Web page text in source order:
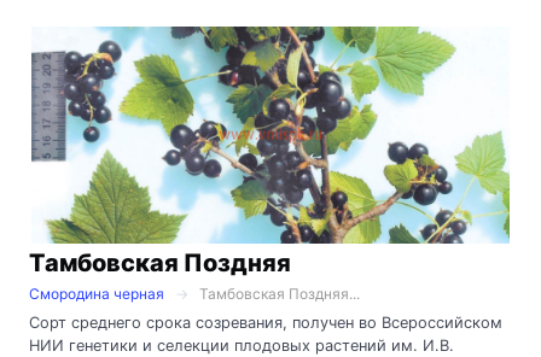
Тамбовская Поздняя
Смородина черная
Тамбовская Поздняя...
Сорт среднего срока созревания, получен во Всероссийском
НИИ генетики и селекции плодовых растений им. И.В.